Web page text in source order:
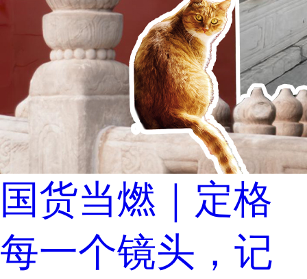
国货当燃｜定格
每一个镜头，记